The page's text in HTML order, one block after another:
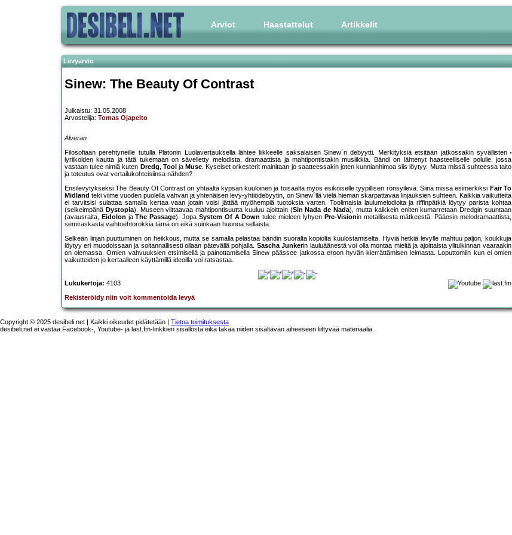
Arviot Haastattelut Artikkelit
Levyarvio
Sinew: The Beauty Of Contrast
Julkaistu: 31.05.2008
Arvostelija: Tomas Ojapelto
Alveran
Filosofiaan perehtyneille tutulla Platonin Luolavertauksella lähtee liikkeelle saksalaisen Sinew´n debyytti. Merkityksiä etsitään jatkossakin syvällisten
lyriikoiden kautta ja tätä tukemaan on sävelletty melodista, dramaattista ja mahtipontistakin musiikkia. Bändi on lähtenyt haasteelliselle polulle, jossa
vastaan tulee nimiä kuten Dredg, Tool ja Muse. Kyseiset orkesterit mainitaan jo saatteessakin joten kunnianhimoa siis löytyy. Mutta missä suhteessa taito
ja toteutus ovat vertailukohteisiinsa nähden?
Ensilevytykseksi The Beauty Of Contrast on yhtäältä kypsän kuuloinen ja toisaalta myös esikoiselle tyypillisen rönsyilevä. Siinä missä esimerkiksi Fair To
Midland teki viime vuoden puolella vahvan ja yhtenäisen levy-yhtiödebyytin, on Sinew´llä vielä hieman skarpattavaa linjauksien suhteen. Kaikkia vaikutteita
ei tarvitsisi sulattaa samalla kertaa vaan jotain voisi jättää myöhempiä tuotoksia varten. Toolimaisia laulumelodioita ja riffinpätkiä löytyy parista kohtaa
(selkeimpänä Dystopia). Museen viittaavaa mahtipontisuutta kuuluu ajoittain (Sin Nada de Nada), mutta kaikkein eniten kumarretaan Dredgin suuntaan
(avausraita, Eidolon jaThe Passage). Jopa System Of A Down tulee mieleen lyhyen Pre-Visionin metallisesta mätkeestä. Pääosin melodramaattista,
semiraskasta vaihtoehtorokkia tämä on eikä suinkaan huonoa sellaista.
Selkeän linjan puuttuminen on heikkous, mutta se samalla pelastaa bändin suoralta kopiolta kuulostamiselta. Hyviä hetkiä levylle mahtuu paljon, koukkuja
löytyy eri muodoissaan ja soitannallisesti ollaan pätevällä pohjalla. Sascha Junkerin lauluäänestä voi olla montaa mieltä ja ajoittaista ylitulkinnan vaaraakin
on olemassa. Omien vahvuuksien etsimisellä ja painottamisella Sinew päässee jatkossa eroon hyvän kierrättämisen leimasta. Loputtomiin kun ei omien
vaikutteiden jo kertaalleen käyttämillä ideoilla voi ratsastaa.
Lukukertoja: 4103
Rekisteröidy niin voit kommentoida levyä
Copyright © 2025 desibeli.net | Kaikki oikeudet pidätetään | Tietoa toimituksesta
desibeli.net ei vastaa Facebook-, Youtube- ja last.fm-linkkien sisällöstä eikä takaa niiden sisältävän aiheeseen liittyvää materiaalia.